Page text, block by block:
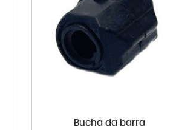
Bucha da barra